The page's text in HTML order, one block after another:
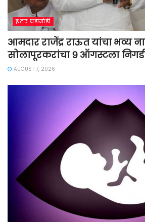
इतर घडामोडी
आमदार राजेंद्र राऊत यांचा भव्य
सोलापूरकरांचा ९ ऑगस्टला
AUGUST 7, 2026